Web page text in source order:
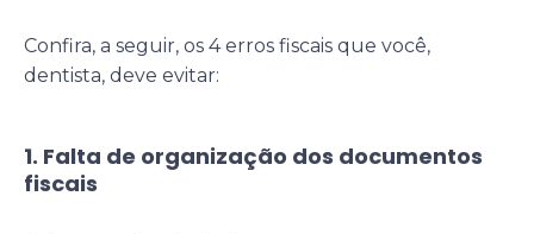
Confira, a seguir, os 4 erros fiscais que você,
dentista, deve evitar:
1. Falta de organização dos documentos
fiscais